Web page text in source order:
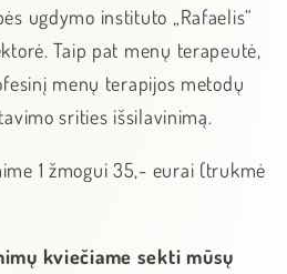
ugdymo instituto „Rafaelis“
Taip pat menų terapeutė,
menų terapijos metodų
srities išsilavinimą.
1 žmogui 35,- eurai (trukmė
kviečiame sekti mūsų